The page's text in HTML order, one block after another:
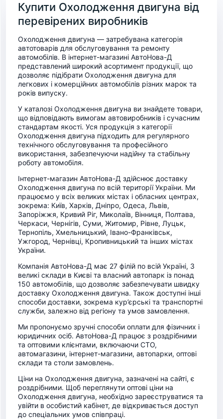
Купити Охолодження двигуна від
перевірених виробників
Охолодження двигуна — затребувана категорія
автотоварів для обслуговування та ремонту
автомобілів. В інтернет-магазині АвтоНова-Д
представлений широкий асортимент продукції, що
дозволяє підібрати Охолодження двигуна для
легкових і комерційних автомобілів різних марок та
років випуску.
У каталозі Охолодження двигуна ви знайдете товари,
що відповідають вимогам автовиробників і сучасним
стандартам якості. Уся продукція з категорії
Охолодження двигуна підходить для регулярного
технічного обслуговування та професійного
використання, забезпечуючи надійну та стабільну
роботу автомобіля.
Інтернет-магазин АвтоНова-Д здійснює доставку
Охолодження двигуна по всій території України. Ми
працюємо у всіх великих містах і обласних центрах,
зокрема: Київ, Харків, Дніпро, Одеса, Львів,
Запоріжжя, Кривий Ріг, Миколаїв, Вінниця, Полтава,
Черкаси, Чернігів, Суми, Житомир, Рівне, Луцьк,
Тернопіль, Хмельницький, Івано-Франківськ,
Ужгород, Чернівці, Кропивницький та інших містах
України.
Компанія АвтоНова-Д має 27 філій по всій Україні, 3
великі склади в Києві та власний автопарк із понад
150 автомобілів, що дозволяє забезпечувати швидку
доставку Охолодження двигуна. Також доступні інші
способи доставки, зокрема кур’єрські та транспортні
служби, залежно від регіону та умов замовлення.
Ми пропонуємо зручні способи оплати для фізичних і
юридичних осіб. АвтоНова-Д працює з роздрібними
та оптовими клієнтами, включаючи СТО,
автомагазини, інтернет-магазини, автопарки, оптові
склади та столи замовлень.
Ціни на Охолодження двигуна, зазначені на сайті, є
роздрібними. Щоб переглянути оптові ціни на
Охолодження двигуна, необхідно зареєструватися та
увійти в особистий кабінет, де відкривається доступ
до спеціальних умов співпраці.